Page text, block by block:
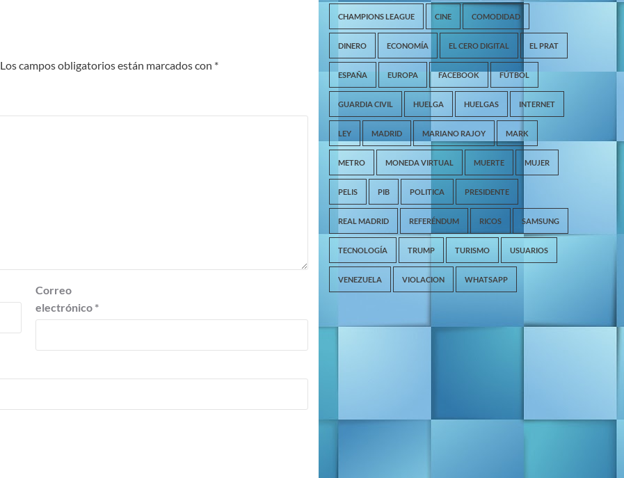
Los campos obligatorios están marcados con *
Correo
electrónico *
CHAMPIONS LEAGUE CINE COMODIDAD
DINERO ECONOMÍA EL CERO DIGITAL EL PRAT
ESPAÑA EUROPA FACEBOOK FÚTBOL
GUARDIA CIVIL HUELGA HUELGAS INTERNET
LEY MADRID MARIANO RAJOY MARK
METRO MONEDA VIRTUAL MUERTE MUJER
PELIS PIB POLITICA PRESIDENTE
REAL MADRID REFERÉNDUM RICOS SAMSUNG
TECNOLOGÍA TRUMP TURISMO USUARIOS
VENEZUELA VIOLACION WHATSAPP